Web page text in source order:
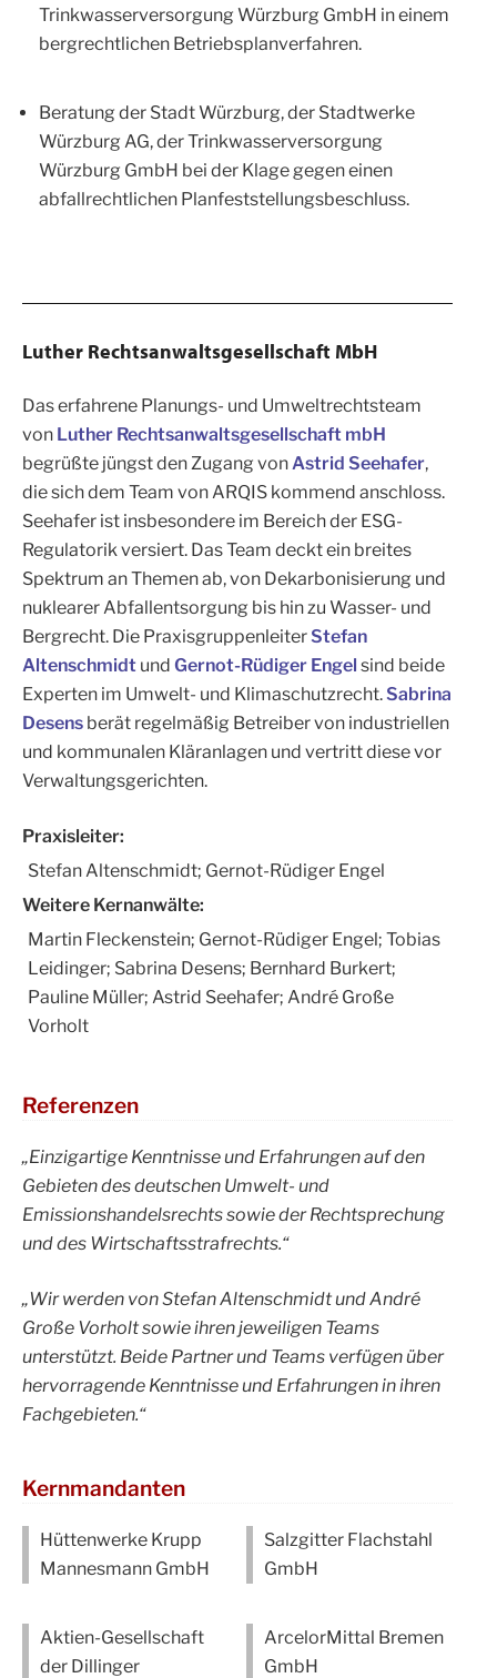
Trinkwasserversorgung Würzburg GmbH in einem
bergrechtlichen Betriebsplanverfahren.
Beratung der Stadt Würzburg, der Stadtwerke
Würzburg AG, der Trinkwasserversorgung
Würzburg GmbH bei der Klage gegen einen
abfallrechtlichen Planfeststellungsbeschluss.
Luther Rechtsanwaltsgesellschaft MbH
Das erfahrene Planungs- und Umweltrechtsteam
von Luther Rechtsanwaltsgesellschaft mbH
begrüßte jüngst den Zugang von Astrid Seehafer,
die sich dem Team von ARQIS kommend anschloss.
Seehafer ist insbesondere im Bereich der ESG-
Regulatorik versiert. Das Team deckt ein breites
Spektrum an Themen ab, von Dekarbonisierung und
nuklearer Abfallentsorgung bis hin zu Wasser- und
Bergrecht. Die Praxisgruppenleiter Stefan
Altenschmidt und Gernot-Rüdiger Engel sind beide
Experten im Umwelt- und Klimaschutzrecht. Sabrina
Desens berät regelmäßig Betreiber von industriellen
und kommunalen Kläranlagen und vertritt diese vor
Verwaltungsgerichten.
Praxisleiter:
Stefan Altenschmidt; Gernot-Rüdiger Engel
Weitere Kernanwälte:
Martin Fleckenstein; Gernot-Rüdiger Engel; Tobias
Leidinger; Sabrina Desens; Bernhard Burkert;
Pauline Müller; Astrid Seehafer; André Große
Vorholt
Referenzen
„Einzigartige Kenntnisse und Erfahrungen auf den
Gebieten des deutschen Umwelt- und
Emissionshandelsrechts sowie der Rechtsprechung
und des Wirtschaftsstrafrechts.“
„Wir werden von Stefan Altenschmidt und André
Große Vorholt sowie ihren jeweiligen Teams
unterstützt. Beide Partner und Teams verfügen über
hervorragende Kenntnisse und Erfahrungen in ihren
Fachgebieten.“
Kernmandanten
Hüttenwerke Krupp
Mannesmann GmbH
Aktien-Gesellschaft
der Dillinger
Salzgitter Flachstahl
GmbH
ArcelorMittal Bremen
GmbH